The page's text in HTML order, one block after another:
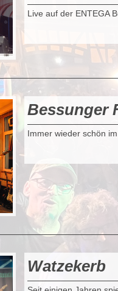
Live auf der ENTEGA
Bessunger
Immer wieder schön
Watzekerb